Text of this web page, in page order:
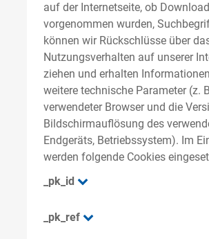
auf der Internetseite, ob
vorgenommen wurden,
können wir Rückschlüsse über
Nutzungsverhalten auf unserer
ziehen und erhalten
weitere technische Parameter (z.
verwendeter Browser und die
Bildschirmauflösung des
Endgeräts, Betriebssystem). Im
werden folgende Cookies
_pk_id
_pk_ref